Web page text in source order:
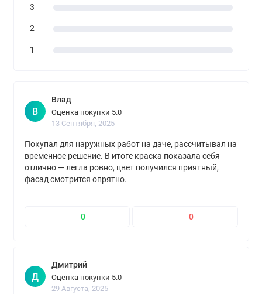
3
2
1
В
Влад
Оценка покупки 5.0
13 Сентября, 2025
Покупал для наружных работ на даче, рассчитывал на
временное решение. В итоге краска показала себя
отлично — легла ровно, цвет получился приятный,
фасад смотрится опрятно.
0 0
Д
Дмитрий
Оценка покупки 5.0
29 Августа, 2025